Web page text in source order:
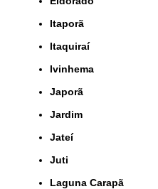
Itaporã
Itaquiraí
Ivinhema
Japorã
Jardim
Jateí
Juti
Laguna Carapã